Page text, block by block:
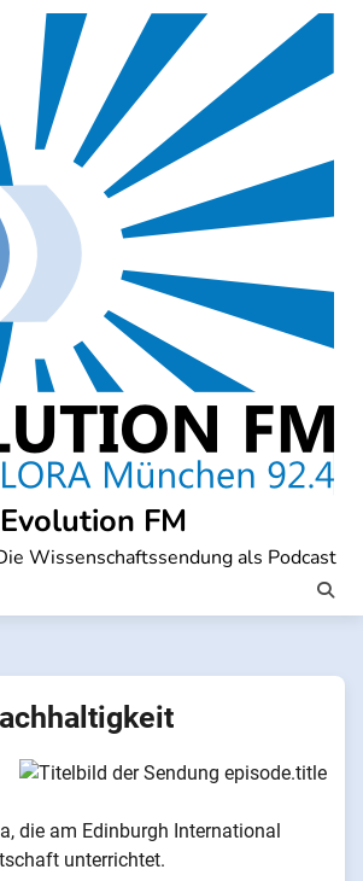
Evolution FM
Wissenschaftssendung als Podcast
die am Edinburgh International
unterrichtet.